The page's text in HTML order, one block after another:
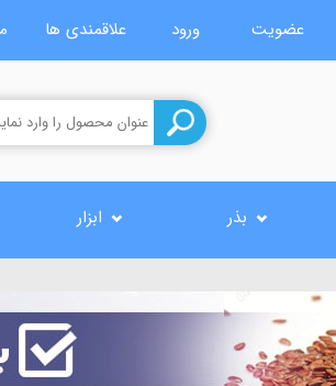
علاقمندی ها ورود عضویت
بذر ابزار